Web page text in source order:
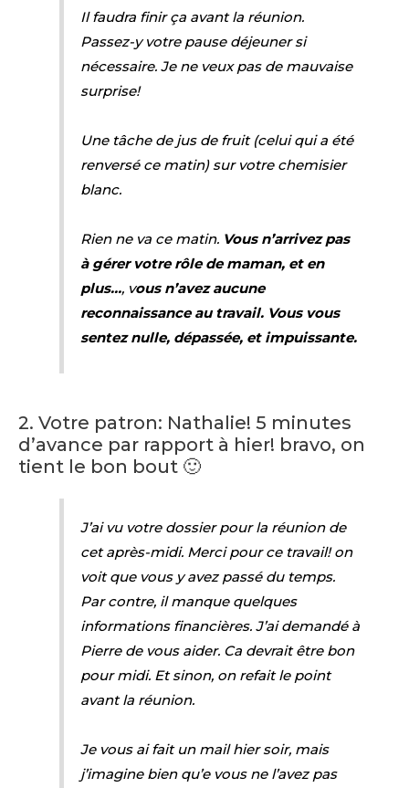
Il faudra finir ça avant la réunion.
Passez-y votre pause déjeuner si
nécessaire. Je ne veux pas de mauvaise
surprise!
Une tâche de jus de fruit (celui qui a été
renversé ce matin) sur votre chemisier
blanc.
Rien ne va ce matin. Vous n’arrivez pas
à gérer votre rôle de maman, et en
plus…, vous n’avez aucune
reconnaissance au travail. Vous vous
sentez nulle, dépassée, et impuissante.
2. Votre patron: Nathalie! 5 minutes
d’avance par rapport à hier! bravo, on
tient le bon bout 🙂
J’ai vu votre dossier pour la réunion de
cet après-midi. Merci pour ce travail! on
voit que vous y avez passé du temps.
Par contre, il manque quelques
informations financières. J’ai demandé à
Pierre de vous aider. Ca devrait être bon
pour midi. Et sinon, on refait le point
avant la réunion.
Je vous ai fait un mail hier soir, mais
j’imagine bien qu’e vous ne l’avez pas